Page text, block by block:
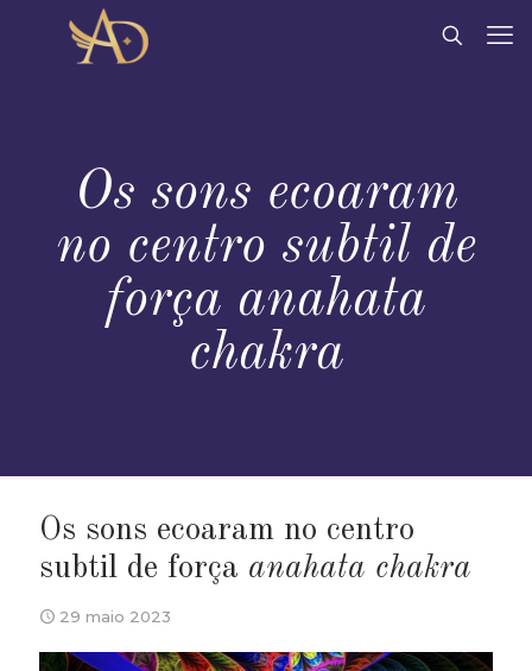
Os sons ecoaram
no centro subtil de
força anahata
chakra
Os sons ecoaram no centro
subtil de força anahata chakra
29 maio 2023